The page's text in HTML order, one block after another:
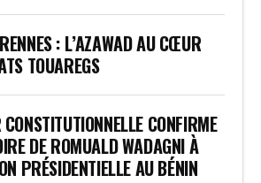
: L’AZAWAD AU CŒUR
TOUAREGS
CONFIRME
DE ROMUALD WADAGNI À
PRÉSIDENTIELLE AU BÉNIN